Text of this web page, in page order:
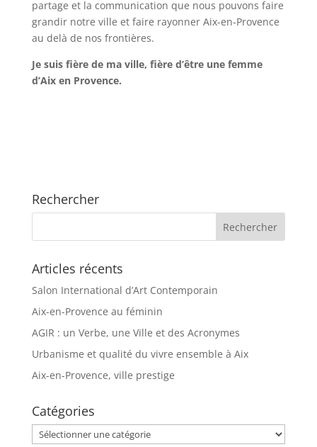
partage et la communication que nous pouvons faire
grandir notre ville et faire rayonner Aix-en-Provence
au delà de nos frontières.
Je suis fière de ma ville, fière d’être une femme
d’Aix en Provence.
Rechercher
Articles récents
Salon International d’Art Contemporain
Aix-en-Provence au féminin
AGIR : un Verbe, une Ville et des Acronymes
Urbanisme et qualité du vivre ensemble à Aix
Aix-en-Provence, ville prestige
Catégories
Catégories